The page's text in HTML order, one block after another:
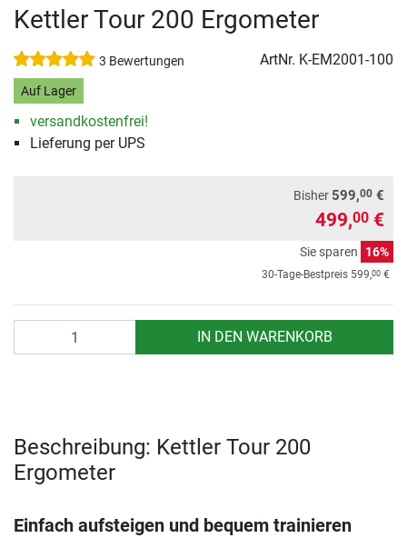
Kettler Tour 200 Ergometer
3 Bewertungen ArtNr. K-EM2001-100
Auf Lager
versandkostenfrei!
Lieferung per UPS
Bisher 599,00 €
499,00 €
Sie sparen 16%
30-Tage-Bestpreis 599,00 €
IN DEN WARENKORB
Beschreibung: Kettler Tour 200
Ergometer
Einfach aufsteigen und bequem trainieren